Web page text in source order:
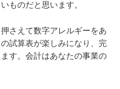
ものだと思います。
さえて数字アレルギーをあ
試算表が楽しみになり、完
す。会計はあなたの事業の